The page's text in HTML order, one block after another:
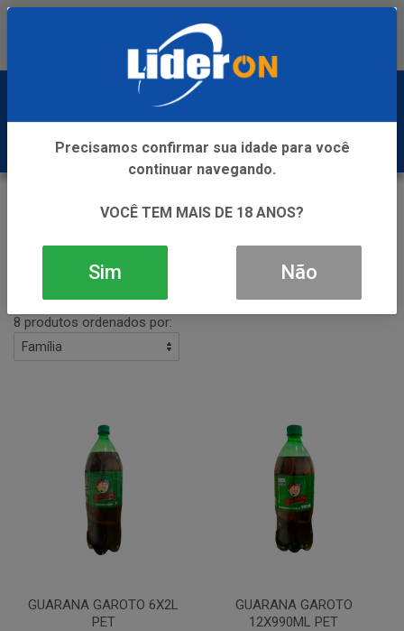
8 produtos ordenados por:
GUARANA GAROTO 6X2L
PET
GUARANA GAROTO
12X990ML PET
Precisamos confirmar sua idade para você
continuar navegando.
VOCÊ TEM MAIS DE 18 ANOS?
Sim Não